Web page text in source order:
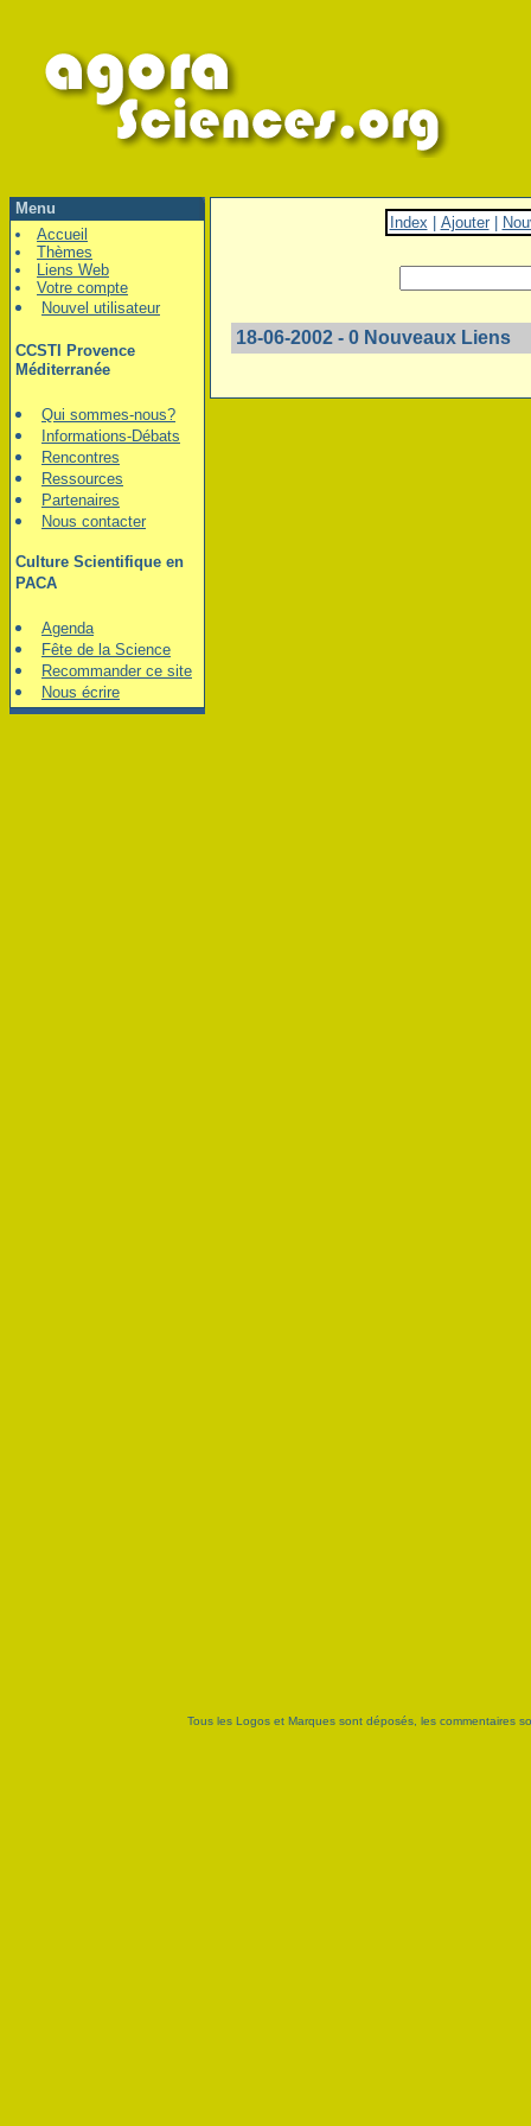
Menu
Accueil
Thèmes
Liens Web
Votre compte
Nouvel utilisateur
CCSTI Provence
Méditerranée
Qui sommes-nous?
Informations-Débats
Rencontres
Ressources
Partenaires
Nous contacter
Culture Scientifique en
PACA
Agenda
Fête de la Science
Recommander ce site
Nous écrire
Index Ajouter
18-06-2002 - 0 Nouveaux Liens
Tous les Logos et Marques sont déposés, les commentaires